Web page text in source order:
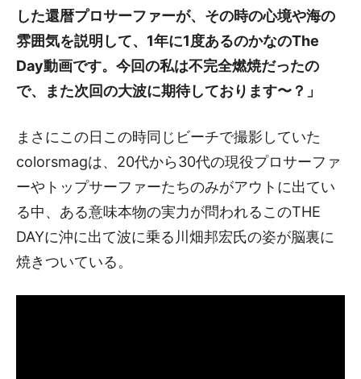
した還暦プロサーファーが、その時の心境や海の
雰囲気を説明して、1年に1度あるのかなのThe
Day動画です。今回の私は不完全燃焼だったの
で、また次回の大波に期待しております〜？」
まさにこの日この時同じビーチで撮影していた
colorsmagは、20代から30代の現役プロサーファ
ーやトップサーファーたちのみがアウトに出てい
る中、ある意味本物の実力が問われるこのTHE
DAYに沖に出て波に乗る川畑邦宏氏の姿が脳裏に
焼きついている。